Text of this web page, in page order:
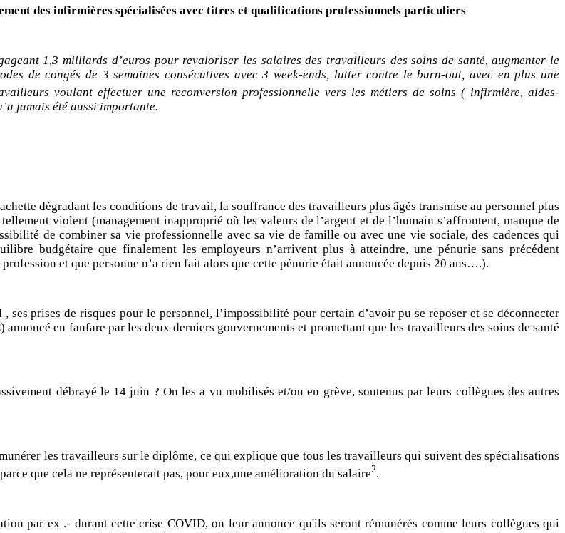
des infirmières spécialisées avec titres et qualifications professionnels particuliers
1,3 milliards d’euros pour revaloriser les salaires des travailleurs des soins de santé, augmenter le
de congés de 3 semaines consécutives avec 3 week-ends, lutter contre le burn-out, avec en plus une
voulant effectuer une reconversion professionnelle vers les métiers de soins ( infirmière, aides-
jamais été aussi importante.
dégradant les conditions de travail, la souffrance des travailleurs plus âgés transmise au personnel plus
violent (management inapproprié où les valeurs de l’argent et de l’humain s’affrontent, manque de
de combiner sa vie professionnelle avec sa vie de famille ou avec une vie sociale, des cadences qui
budgétaire que finalement les employeurs n’arrivent plus à atteindre, une pénurie sans précédent
et que personne n’a rien fait alors que cette pénurie était annoncée depuis 20 ans….).
prises de risques pour le personnel, l’impossibilité pour certain d’avoir pu se reposer et se déconnecter
en fanfare par les deux derniers gouvernements et promettant que les travailleurs des soins de santé
débrayé le 14 juin ? On les a vu mobilisés et/ou en grève, soutenus par leurs collègues des autres
les travailleurs sur le diplôme, ce qui explique que tous les travailleurs qui suivent des spécialisations
que cela ne représenterait pas, pour eux,une amélioration du salaire2.
par ex .- durant cette crise COVID, on leur annonce qu'ils seront rémunérés comme leurs collègues qui